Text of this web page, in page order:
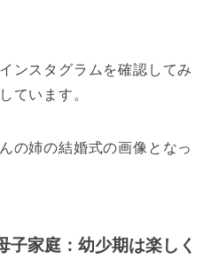
ンスタグラムを確認してみ
しています。
の姉の結婚式の画像となっ
子家庭：幼少期は楽しく